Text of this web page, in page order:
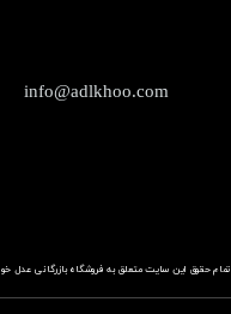
تمام حقوق این سایت متعلق به فروشگاهباز​​​​​​​رگانی عدل خو
info@adlkhoo.com